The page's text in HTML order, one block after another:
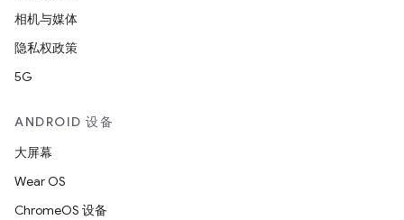
相机与媒体
隐私权政策
5G
ANDROID 设备
大屏幕
Wear OS
ChromeOS 设备